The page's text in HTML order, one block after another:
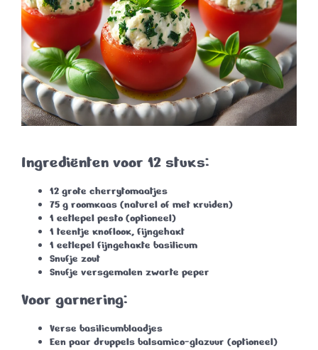
Ingrediënten voor 12 stuks:
12 grote cherrytomaatjes
75 g roomkaas (naturel of met kruiden)
1 eetlepel pesto (optioneel)
1 teentje knoflook, fijngehakt
1 eetlepel fijngehakte basilicum
Snufje zout
Snufje versgemalen zwarte peper
Voor garnering:
Verse basilicumblaadjes
Een paar druppels balsamico-glazuur (optioneel)